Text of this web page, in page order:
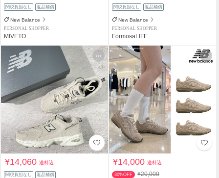
関税負担なし 返品補償
New Balance
PERSONAL SHOPPER
MIVETO
関税負担なし 返品補償
New Balance
PERSONAL SHOPPER
FormosaLIFE
¥14,060送料込
関税負担なし 返品補償
¥14,000送料込
30%OFF ¥20,000